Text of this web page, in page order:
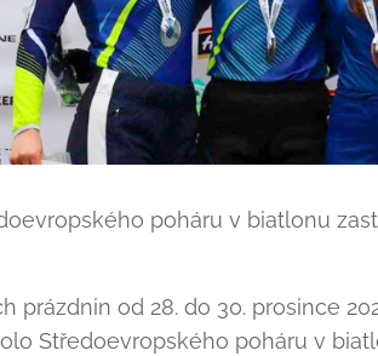
poháru v biatlonu
prázdnin od 28. do 30. prosince
Středoevropského poháru v